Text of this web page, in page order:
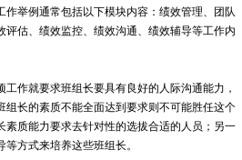
举例通常包括以下模块内容：绩效管理、团队
估、绩效监控、绩效沟通、绩效辅导等工作内
作就要求班组长要具有良好的人际沟通能力，
长的素质不能全面达到要求则不可能胜任这个
质能力要求去针对性的选拔合适的人员；另一
方式来培养这些班组长。